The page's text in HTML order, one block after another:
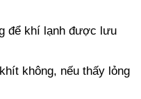
để khí lạnh được lưu
không, nếu thấy lỏng